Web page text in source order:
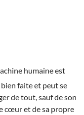
humaine est
faite et peut se
de tout, sauf de son
cœur et de sa propre